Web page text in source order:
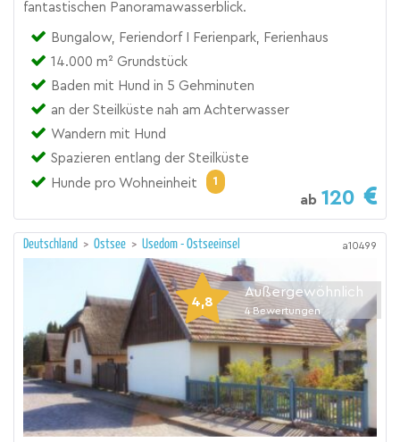
fantastischen Panoramawasserblick.
Bungalow, Feriendorf I Ferienpark, Ferienhaus
14.000 m² Grundstück
Baden mit Hund in 5 Gehminuten
an der Steilküste nah am Achterwasser
Wandern mit Hund
Spazieren entlang der Steilküste
Hunde pro Wohneinheit
1
ab 120
Deutschland > Ostsee > Usedom - Ostseeinsel a10499
4,8
Außergewöhnlich
4 Bewertungen